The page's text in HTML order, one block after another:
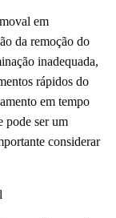
em
da remoção do
inadequada,
rápidos do
em tempo
pode ser um
considerar